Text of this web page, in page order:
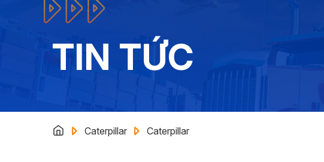
TIN TỨC
Caterpillar Caterpillar